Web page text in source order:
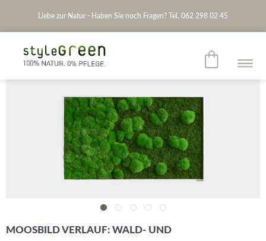
Liebe zur Natur - Haben Sie noch Fragen? Tel. 062 298 02 45
MOOSBILD VERLAUF: WALD- UND